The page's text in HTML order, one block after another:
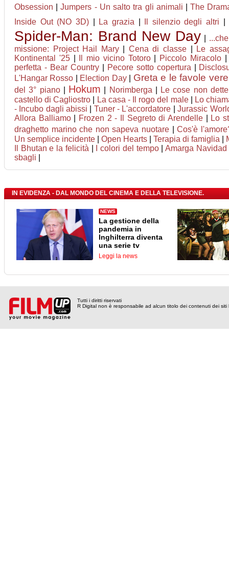
Obsession |Jumpers - Un salto tra gli animali |The
Inside Out (NO 3D)| La grazia Il silenzio degli altri
Spider-Man: Brand New Day
missione: Project Hail Mary| Cena di classe
Le
Kontinental '25| Il mio vicino Totoro| Piccolo Miracolo
perfetta - Bear Country| Pecore sotto copertura
L'Hangar Rosso
Election Day| Greta e le favole vere
del 3° piano| Hokum Norimberga Le cose non dette
castello di Cagliostro
La casa - Il rogo del male|
Lo
- Incubo dagli abissi
Tuner - L'accordatore |Jurassic
Allora Balliamo| Frozen 2 - Il Segreto di Arendelle
Lo
draghetto marino che non sapeva nuotare |Cos'è
Un semplice incidente
Open Hearts Terapia di famiglia
Il Bhutan e la felicità
I colori del tempo| Amarga Navidad
sbagli
IN EVIDENZA - DAL MONDO DEL CINEMA E DELLA TELEVISIONE.
NEWS
La gestione della
pandemia in
Inghilterra diventa
una serie tv
Leggi la news
Tutti i diritti riservati
R Digital non è responsabile ad alcun titolo dei contenuti dei siti